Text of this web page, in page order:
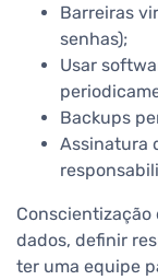
Barreiras
senhas);
Usar
Backups
Assinatura
Conscientização
dados, definir
ter uma equipe